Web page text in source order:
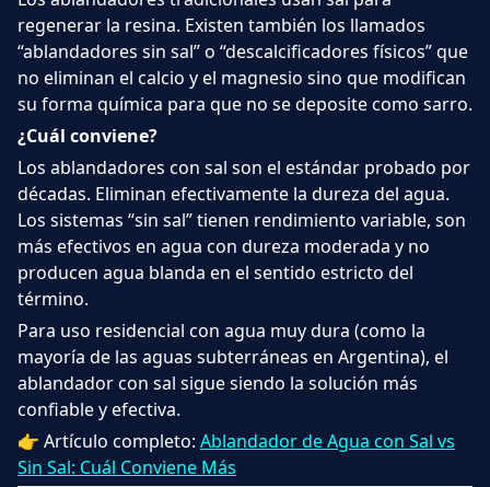
regenerar la resina. Existen también los llamados
“ablandadores sin sal” o “descalcificadores físicos” que
no eliminan el calcio y el magnesio sino que modifican
su forma química para que no se deposite como sarro.
¿Cuál conviene?
Los ablandadores con sal son el estándar probado por
décadas. Eliminan efectivamente la dureza del agua.
Los sistemas “sin sal” tienen rendimiento variable, son
más efectivos en agua con dureza moderada y no
producen agua blanda en el sentido estricto del
término.
Para uso residencial con agua muy dura (como la
mayoría de las aguas subterráneas en Argentina), el
ablandador con sal sigue siendo la solución más
confiable y efectiva.
👉 Artículo completo: Ablandador de Agua con Sal vs
Sin Sal: Cuál Conviene Más